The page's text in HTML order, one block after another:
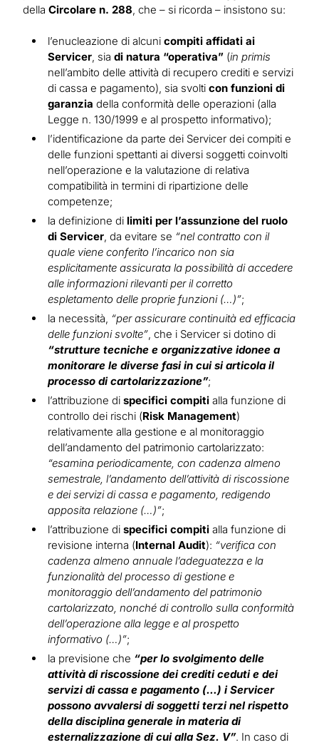
della Circolare n. 288, che – si ricorda – insistono su:
l’enucleazione di alcuni compiti affidati ai
Servicer, sia di natura “operativa” (in primis
nell’ambito delle attività di recupero crediti e servizi
di cassa e pagamento), sia svolti con funzioni di
garanzia della conformità delle operazioni (alla
Legge n. 130/1999 e al prospetto informativo);
l’identificazione da parte dei Servicer dei compiti e
delle funzioni spettanti ai diversi soggetti coinvolti
nell’operazione e la valutazione di relativa
compatibilità in termini di ripartizione delle
competenze;
la definizione di limiti per l’assunzione del ruolo
di Servicer, da evitare se “nel contratto con il
quale viene conferito l’incarico non sia
esplicitamente assicurata la possibilità di accedere
alle informazioni rilevanti per il corretto
espletamento delle proprie funzioni (…)”;
la necessità, “per assicurare continuità ed efficacia
delle funzioni svolte”, che i Servicer si dotino di
“strutture tecniche e organizzative idonee a
monitorare le diverse fasi in cui si articola il
processo di cartolarizzazione”;
l’attribuzione di specifici compiti alla funzione di
controllo dei rischi (Risk Management)
relativamente alla gestione e al monitoraggio
dell’andamento del patrimonio cartolarizzato:
“esamina periodicamente, con cadenza almeno
semestrale, l’andamento dell’attività di riscossione
e dei servizi di cassa e pagamento, redigendo
apposita relazione (…)”;
l’attribuzione di specifici compiti alla funzione di
revisione interna (Internal Audit): “verifica con
cadenza almeno annuale l’adeguatezza e la
funzionalità del processo di gestione e
monitoraggio dell’andamento del patrimonio
cartolarizzato, nonché di controllo sulla conformità
dell’operazione alla legge e al prospetto
informativo (…)”;
la previsione che “per lo svolgimento delle
attività di riscossione dei crediti ceduti e dei
servizi di cassa e pagamento (…) i Servicer
possono avvalersi di soggetti terzi nel rispetto
della disciplina generale in materia di
esternalizzazione di cui alla Sez. V”. In caso di